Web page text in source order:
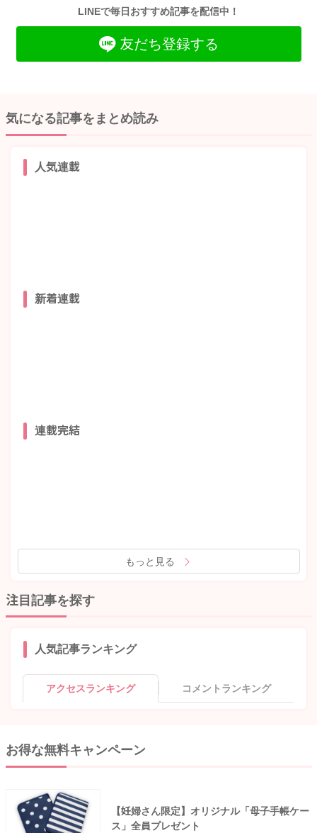
LINEで毎日おすすめ記事を配信中！
友だち登録する
気になる記事をまとめ読み
人気連載
新着連載
連載完結
もっと見る
注目記事を探す
人気記事ランキング
アクセスランキング コメントランキング
お得な無料キャンペーン
【妊婦さん限定】オリジナル「母子手帳ケー
ス」全員プレゼント